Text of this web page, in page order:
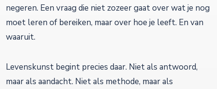
negeren. Een vraag die niet zozeer gaat over wat je nog
moet leren of bereiken, maar over hoe je leeft. En van
waaruit.
Levenskunst begint precies daar. Niet als antwoord,
maar als aandacht. Niet als methode, maar als